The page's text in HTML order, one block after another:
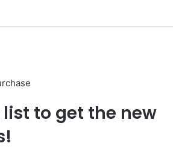
to get the new